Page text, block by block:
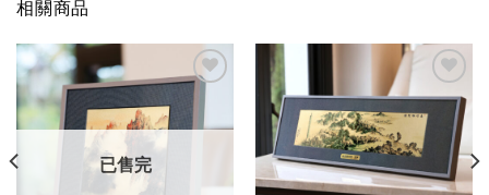
相關商品
已售完
加入
「願
望清
單」